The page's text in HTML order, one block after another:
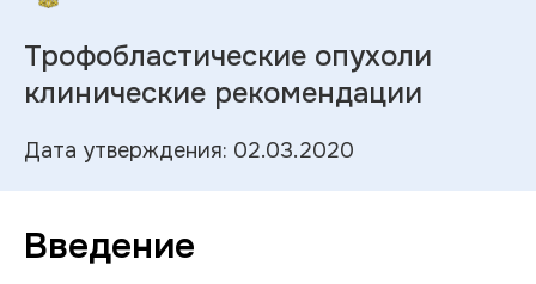
Трофобластические опухоли
клинические рекомендации
Дата утверждения: 02.03.2020
Введение